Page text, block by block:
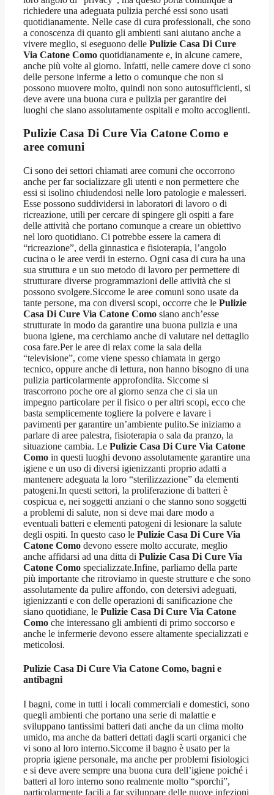
richiedere una adeguata pulizia perché essi sono usati
quotidianamente. Nelle case di cura professionali, che sono
a conoscenza di quanto gli ambienti sani aiutano anche a
vivere meglio, si eseguono delle Pulizie Casa Di Cure
Via Catone Como quotidianamente e, in alcune camere,
anche più volte al giorno. Infatti, nelle camere dove ci sono
delle persone inferme a letto o comunque che non si
possono muovere molto, quindi non sono autosufficienti, si
deve avere una buona cura e pulizia per garantire dei
luoghi che siano assolutamente ospitali e molto accoglienti.
Pulizie Casa Di Cure Via Catone Como e
aree comuni
Ci sono dei settori chiamati aree comuni che occorrono
anche per far socializzare gli utenti e non permettere che
essi si isolino chiudendosi nelle loro patologie e malesseri.
Esse possono suddividersi in laboratori di lavoro o di
ricreazione, utili per cercare di spingere gli ospiti a fare
delle attività che portano comunque a creare un obiettivo
nel loro quotidiano. Ci potrebbe essere la camera di
“ricreazione”, della ginnastica e fisioterapia, l’angolo
cucina o le aree verdi in esterno. Ogni casa di cura ha una
sua struttura e un suo metodo di lavoro per permettere di
strutturare diverse programmazioni delle attività che si
possono svolgere.Siccome le aree comuni sono usate da
tante persone, ma con diversi scopi, occorre che le Pulizie
Casa Di Cure Via Catone Como siano anch’esse
strutturate in modo da garantire una buona pulizia e una
buona igiene, ma cerchiamo anche di valutare nel dettaglio
cosa fare.Per le aree di relax come la sala della
“televisione”, come viene spesso chiamata in gergo
tecnico, oppure anche di lettura, non hanno bisogno di una
pulizia particolarmente approfondita. Siccome si
trascorrono poche ore al giorno senza che ci sia un
impegno particolare per il fisico o per altri scopi, ecco che
basta semplicemente togliere la polvere e lavare i
pavimenti per garantire un’ambiente pulito.Se iniziamo a
parlare di aree palestra, fisioterapia o sala da pranzo, la
situazione cambia. Le Pulizie Casa Di Cure Via Catone
Como in questi luoghi devono assolutamente garantire una
igiene e un uso di diversi igienizzanti proprio adatti a
mantenere adeguata la loro “sterilizzazione” da elementi
patogeni.In questi settori, la proliferazione di batteri è
cospicua e, nei soggetti anziani o che stanno sono soggetti
a problemi di salute, non si deve mai dare modo a
eventuali batteri e elementi patogeni di lesionare la salute
degli ospiti. In questo caso le Pulizie Casa Di Cure Via
Catone Como devono essere molto accurate, meglio
anche affidarsi ad una ditta di Pulizie Casa Di Cure Via
Catone Como specializzate.Infine, parliamo della parte
più importante che ritroviamo in queste strutture e che sono
assolutamente da pulire affondo, con detersivi adeguati,
igienizzanti e con delle operazioni di sanificazione che
siano quotidiane, le Pulizie Casa Di Cure Via Catone
Como che interessano gli ambienti di primo soccorso e
anche le infermerie devono essere altamente specializzati e
meticolosi.
Pulizie Casa Di Cure Via Catone Como, bagni e
antibagni
I bagni, come in tutti i locali commerciali e domestici, sono
quegli ambienti che portano una serie di malattie e
sviluppano tantissimi batteri dati anche da un clima molto
umido, ma anche da batteri dettati dagli scarti organici che
vi sono al loro interno.Siccome il bagno è usato per la
propria igiene personale, ma anche per problemi fisiologici
e si deve avere sempre una buona cura dell’igiene poiché i
batteri al loro interno sono realmente molto “sporchi”,
particolarmente facili a far sviluppare delle nuove infezioni